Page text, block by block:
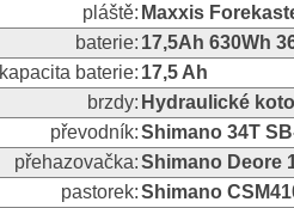
pláště: Maxxis
baterie: 17,5Ah 630Wh
kapacita baterie: 17,5 Ah
brzdy: Hydraulické
převodník:Shimano 34T
přehazovačka:Shimano Deore
pastorek:Shimano